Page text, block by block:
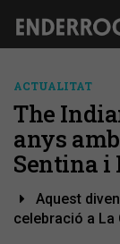
ACTUALITAT
The
anys
Sentina i
Aquest
celebració a La